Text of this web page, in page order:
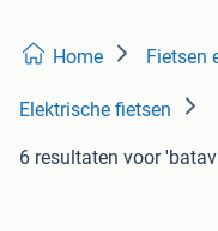
Home Fietsen
Elektrische fietsen
6 resultaten voor